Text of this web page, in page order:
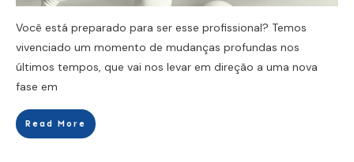
Você está preparado para ser esse profissional? Temos
vivenciado um momento de mudanças profundas nos
últimos tempos, que vai nos levar em direção a uma nova
fase em
Read More